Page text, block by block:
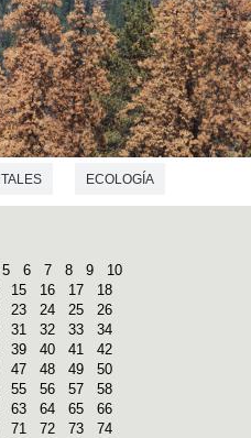
ECOLOGÍA
5 6 7 8 9
10
15 16 17
18
23 24 25
26
31 32 33
34
39 40 41
42
47 48 49
50
55 56 57
58
63 64 65
66
71 72 73
74